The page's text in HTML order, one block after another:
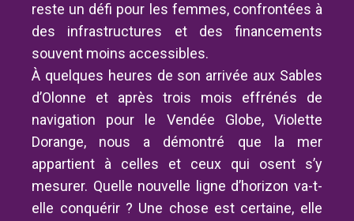
reste un défi pour les femmes, confrontées à
des infrastructures et des financements
souvent moins accessibles.
À quelques heures de son arrivée aux Sables
d’Olonne et après trois mois effrénés de
navigation pour le Vendée Globe, Violette
Dorange, nous a démontré que la mer
appartient à celles et ceux qui osent s’y
mesurer. Quelle nouvelle ligne d’horizon va-t-
elle conquérir ? Une chose est certaine, elle